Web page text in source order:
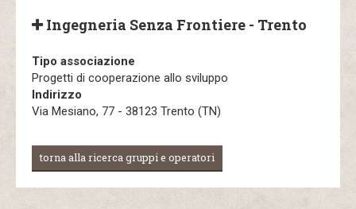
Ingegneria Senza Frontiere - Trento
Tipo associazione
Progetti di cooperazione allo sviluppo
Indirizzo
Via Mesiano, 77 - 38123 Trento (TN)
torna alla ricerca gruppi e operatori